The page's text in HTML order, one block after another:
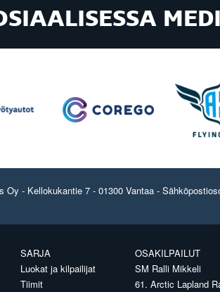
Oy - Kellokukantie 7 - 01300 Vantaa -
SARJA
Luokat ja kilpailijat
Tiimit
OSAKILPAILUT
SM Ralli Mikkeli
61. Arctic Lapland